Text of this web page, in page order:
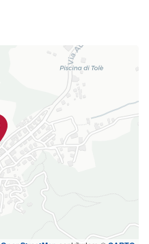
Cotoletta alla
e crema dolce, le
proponiamo il
e i funghi porcini.
di nostra produzione:
fiordilatte
zuccotto allo